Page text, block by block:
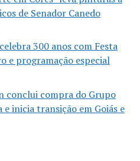
de Senador Canedo
300 anos com Festa
e programação especial
conclui compra do Grupo
e inicia transição em Goiás e